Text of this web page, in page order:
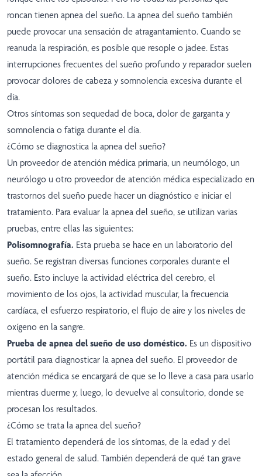
roncan tienen apnea del sueño. La apnea del sueño también
puede provocar una sensación de atragantamiento. Cuando se
reanuda la respiración, es posible que resople o jadee. Estas
interrupciones frecuentes del sueño profundo y reparador suelen
provocar dolores de cabeza y somnolencia excesiva durante el
día.
Otros síntomas son sequedad de boca, dolor de garganta y
somnolencia o fatiga durante el día.
¿Cómo se diagnostica la apnea del sueño?
Un proveedor de atención médica primaria, un neumólogo, un
neurólogo u otro proveedor de atención médica especializado en
trastornos del sueño puede hacer un diagnóstico e iniciar el
tratamiento. Para evaluar la apnea del sueño, se utilizan varias
pruebas, entre ellas las siguientes:
Polisomnografía. Esta prueba se hace en un laboratorio del
sueño. Se registran diversas funciones corporales durante el
sueño. Esto incluye la actividad eléctrica del cerebro, el
movimiento de los ojos, la actividad muscular, la frecuencia
cardíaca, el esfuerzo respiratorio, el flujo de aire y los niveles de
oxígeno en la sangre.
Prueba de apnea del sueño de uso doméstico. Es un dispositivo
portátil para diagnosticar la apnea del sueño. El proveedor de
atención médica se encargará de que se lo lleve a casa para usarlo
mientras duerme y, luego, lo devuelve al consultorio, donde se
procesan los resultados.
¿Cómo se trata la apnea del sueño?
El tratamiento dependerá de los síntomas, de la edad y del
estado general de salud. También dependerá de qué tan grave